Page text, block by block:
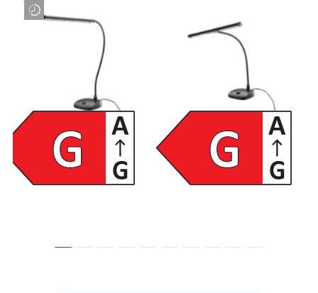
LED Pianoleuchte - schwarz
UVP:
87,90 €
LED Pianoleuchte - schwarz
UVP:
91,90 €